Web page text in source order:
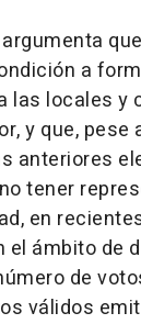
a
las locales y
y que, pese
anteriores
tener
en
el ámbito de
de
válidos